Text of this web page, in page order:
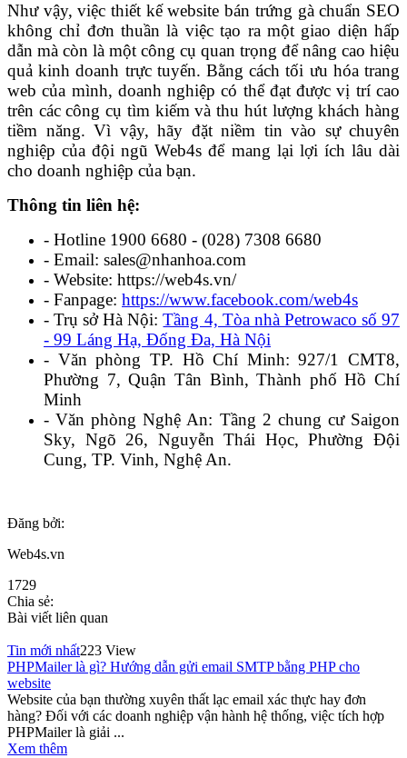
Như vậy, việc thiết kế website bán trứng gà chuẩn SEO
không chỉ đơn thuần là việc tạo ra một giao diện hấp
dẫn mà còn là một công cụ quan trọng để nâng cao hiệu
quả kinh doanh trực tuyến. Bằng cách tối ưu hóa trang
web của mình, doanh nghiệp có thể đạt được vị trí cao
trên các công cụ tìm kiếm và thu hút lượng khách hàng
tiềm năng. Vì vậy, hãy đặt niềm tin vào sự chuyên
nghiệp của đội ngũ Web4s để mang lại lợi ích lâu dài
cho doanh nghiệp của bạn.
Thông tin liên hệ:
- Hotline 1900 6680 - (028) 7308 6680
- Email: sales@nhanhoa.com
- Website: https://web4s.vn/
- Fanpage: https://www.facebook.com/web4s
- Trụ sở Hà Nội:Tầng 4, Tòa nhà Petrowaco số 97
- 99 Láng Hạ, Đống Đa, Hà Nội
- Văn phòng TP. Hồ Chí Minh: 927/1 CMT8,
Phường 7, Quận Tân Bình, Thành phố Hồ Chí
Minh
- Văn phòng Nghệ An: Tầng 2 chung cư Saigon
Sky, Ngõ 26, Nguyễn Thái Học, Phường Đội
Cung, TP. Vinh, Nghệ An.
Đăng bởi:
Web4s.vn
1729
Chia sẻ:
Bài viết liên quan
Tin mới nhất223 View
PHPMailer là gì? Hướng dẫn gửi email SMTP bằng PHP cho
website
Website của bạn thường xuyên thất lạc email xác thực hay đơn
hàng? Đối với các doanh nghiệp vận hành hệ thống, việc tích hợp
PHPMailer là giải ...
Xem thêm